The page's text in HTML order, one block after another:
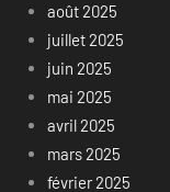
août 2025
juillet 2025
juin 2025
mai 2025
avril 2025
mars 2025
février 2025